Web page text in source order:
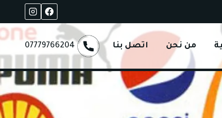
من نحن اتصل بنا 07779766204